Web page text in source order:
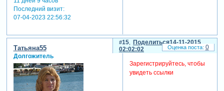
Последний визит:
07-04-2023 22:56:32
Поделиться
15
14-11-2015
02:02:02
Татьяна55
Долгожитель
Зарегистрируйтесь, чтобы
увидеть ссылки
0